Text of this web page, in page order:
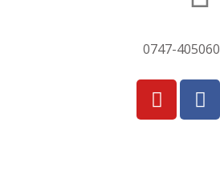
0747-405060